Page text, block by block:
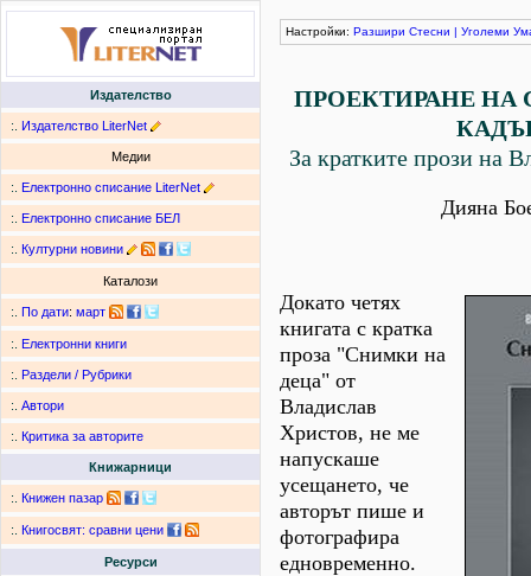
Издателство
:. Издателство LiterNet
Медии
:. Електронно списание LiterNet
:. Електронно списание БЕЛ
:. Културни новини
Каталози
:. По дати: март
:. Електронни книги
:. Раздели / Рубрики
:. Автори
:. Критика за авторите
Книжарници
:. Книжен пазар
:. Книгосвят: сравни цени
Ресурси
Настройки: Разшири Стесни | Уголеми
ПРОЕКТИРАНЕ НА
За кратките прози на
Дияна
Докато четях
книгата с кратка
проза "Снимки на
деца" от
Владислав
Христов, не ме
напускаше
усещането, че
авторът пише и
фотографира
едновременно.